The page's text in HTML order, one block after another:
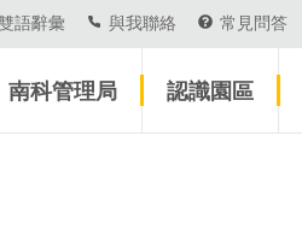
語辭彙 與我聯絡 常見問答
南科管理局 認識園區